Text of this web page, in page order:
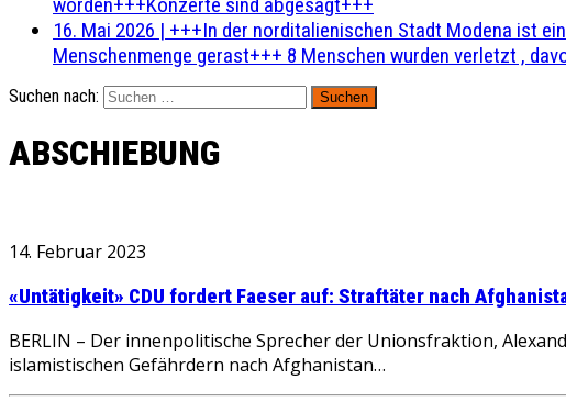
16. Mai 2026 | +++In der norditalienischen Stadt Modena ist
Menschenmenge gerast+++ 8 Menschen wurden verletzt ,
Suchen nach:
ABSCHIEBUNG
14. Februar 2023
«Untätigkeit» CDU fordert Faeser auf: Straftäter nach
BERLIN – Der innenpolitische Sprecher der Unionsfraktion,
islamistischen Gefährdern nach Afghanistan…